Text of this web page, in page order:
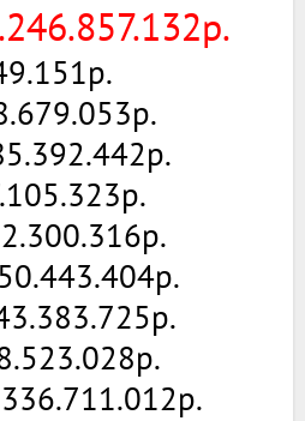
336.711.012р.